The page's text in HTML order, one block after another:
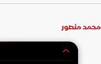
محمد منصور